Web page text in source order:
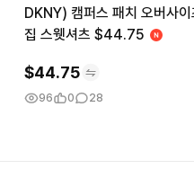
DKNY) 캠퍼스 패치 오버사
집 스웻셔츠 $44.75
$44.75
96 0 28